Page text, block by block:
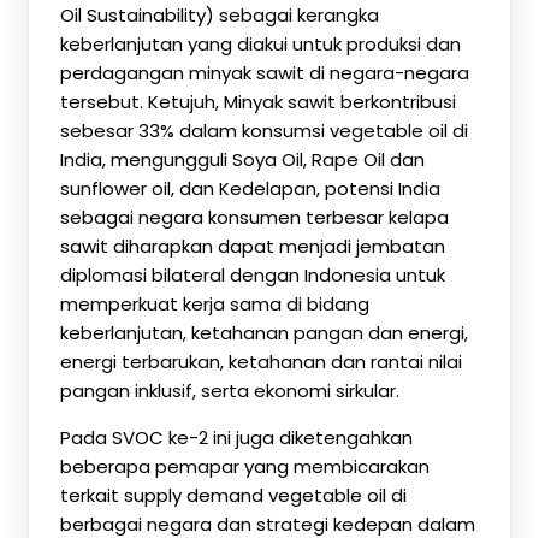
Oil Sustainability) sebagai kerangka
keberlanjutan yang diakui untuk produksi dan
perdagangan minyak sawit di negara-negara
tersebut. Ketujuh, Minyak sawit berkontribusi
sebesar 33% dalam konsumsi vegetable oil di
India, mengungguli Soya Oil, Rape Oil dan
sunflower oil, dan Kedelapan, potensi India
sebagai negara konsumen terbesar kelapa
sawit diharapkan dapat menjadi jembatan
diplomasi bilateral dengan Indonesia untuk
memperkuat kerja sama di bidang
keberlanjutan, ketahanan pangan dan energi,
energi terbarukan, ketahanan dan rantai nilai
pangan inklusif, serta ekonomi sirkular.
Pada SVOC ke-2 ini juga diketengahkan
beberapa pemapar yang membicarakan
terkait supply demand vegetable oil di
berbagai negara dan strategi kedepan dalam